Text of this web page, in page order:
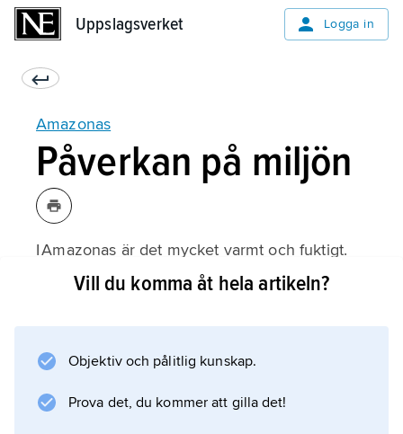
Uppslagsverket Logga in
Amazonas
Påverkan på miljön
I Amazonas är det mycket varmt och fuktigt.
Fukten kommer från vattenånga som
skogen tar upp mindre koldioxid och avger
mindre syre, vilket påverkar klimatet i hela
Vill du komma åt hela artikeln?
Objektiv och pålitlig kunskap.
Prova det, du kommer att gilla det!